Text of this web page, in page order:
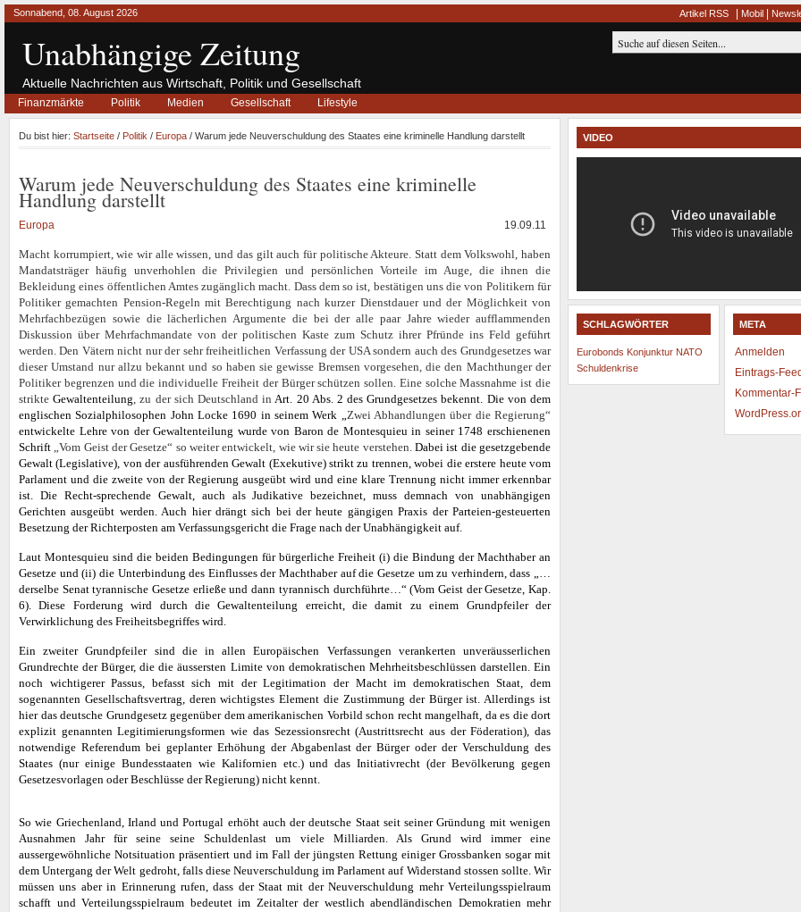
Sonnabend, 08. August 2026 Artikel RSS Mobil
Unabhängige Zeitung
Aktuelle Nachrichten aus Wirtschaft, Politik und Gesellschaft
Finanzmärkte Politik Medien Gesellschaft Lifestyle
Du bist hier: Startseite / Politik / Europa / Warum jede Neuverschuldung des Staates eine kriminelle Handlung darstellt
Warum jede Neuverschuldung des Staates eine kriminelle
Handlung darstellt
Europa 19.09.11
Macht korrumpiert, wie wir alle wissen, und das gilt auch für politische Akteure. Statt dem Volkswohl, haben
Mandatsträger häufig unverhohlen die Privilegien und persönlichen Vorteile im Auge, die ihnen die
Bekleidung eines öffentlichen Amtes zugänglich macht. Dass dem so ist, bestätigen uns die von Politikern für
Politiker gemachten Pension-Regeln mit Berechtigung nach kurzer Dienstdauer und der Möglichkeit von
Mehrfachbezügen sowie die lächerlichen Argumente die bei der alle paar Jahre wieder aufflammenden
Diskussion über Mehrfachmandate von der politischen Kaste zum Schutz ihrer Pfründe ins Feld geführt
werden. Den Vätern nicht nur der sehr freiheitlichen Verfassung der USA sondern auch des Grundgesetzes war
dieser Umstand nur allzu bekannt und so haben sie gewisse Bremsen vorgesehen, die den Machthunger der
Politiker begrenzen und die individuelle Freiheit der Bürger schützen sollen. Eine solche Massnahme ist die
strikteGewaltenteilung, zu der sich Deutschland inArt. 20 Abs. 2 des Grundgesetzes bekennt. Die von dem
englischen Sozialphilosophen John Locke 1690 in seinem Werk „Zwei Abhandlungen über die Regierung“
entwickelte Lehre von der Gewaltenteilung wurde von Baron de Montesquieu in seiner 1748 erschienenen
Schrift „Vom Geist der Gesetze“ so weiter entwickelt, wie wir sie heute verstehen.Dabei ist die gesetzgebende
Gewalt (Legislative), von der ausführenden Gewalt (Exekutive) strikt zu trennen, wobei die erstere heute vom
Parlament und die zweite von der Regierung ausgeübt wird und eine klare Trennung nicht immer erkennbar
ist. Die Recht-sprechende Gewalt, auch als Judikative bezeichnet, muss demnach von unabhängigen
Gerichten ausgeübt werden. Auch hier drängt sich bei der heute gängigen Praxis der Parteien-gesteuerten
Besetzung der Richterposten am Verfassungsgericht die Frage nach der Unabhängigkeit auf.
Laut Montesquieu sind die beiden Bedingungen für bürgerliche Freiheit (i) die Bindung der Machthaber an
Gesetze und (ii) die Unterbindung des Einflusses der Machthaber auf die Gesetze um zu verhindern, dass „…
derselbe Senat tyrannische Gesetze erließe und dann tyrannisch durchführte…“ (Vom Geist der Gesetze, Kap.
6). Diese Forderung wird durch die Gewaltenteilung erreicht, die damit zu einem Grundpfeiler der
Verwirklichung des Freiheitsbegriffes wird.
Ein zweiter Grundpfeiler sind die in allen Europäischen Verfassungen verankerten unveräusserlichen
Grundrechte der Bürger, die die äussersten Limite von demokratischen Mehrheitsbeschlüssen darstellen. Ein
noch wichtigerer Passus, befasst sich mit der Legitimation der Macht im demokratischen Staat, dem
sogenannten Gesellschaftsvertrag, deren wichtigstes Element die Zustimmung der Bürger ist. Allerdings ist
hier das deutsche Grundgesetz gegenüber dem amerikanischen Vorbild schon recht mangelhaft, da es die dort
explizit genannten Legitimierungsformen wie das Sezessionsrecht (Austrittsrecht aus der Föderation), das
notwendige Referendum bei geplanter Erhöhung der Abgabenlast der Bürger oder der Verschuldung des
Staates (nur einige Bundesstaaten wie Kalifornien etc.) und das Initiativrecht (der Bevölkerung gegen
Gesetzesvorlagen oder Beschlüsse der Regierung) nicht kennt.
So wie Griechenland, Irland und Portugal erhöht auch der deutsche Staat seit seiner Gründung mit wenigen
Ausnahmen Jahr für seine seine Schuldenlast um viele Milliarden. Als Grund wird immer eine
aussergewöhnliche Notsituation präsentiert und im Fall der jüngsten Rettung einiger Grossbanken sogar mit
dem Untergang der Welt gedroht, falls diese Neuverschuldung im Parlament auf Widerstand stossen sollte. Wir
müssen uns aber in Erinnerung rufen, dass der Staat mit der Neuverschuldung mehr Verteilungsspielraum
schafft und Verteilungsspielraum bedeutet im Zeitalter der westlich abendländischen Demokratien mehr
VIDEO
SCHLAGWÖRTER
Eurobonds Konjunktur NATO
Schuldenkrise
META
Anmelden
Eintrags-
Kommentar-